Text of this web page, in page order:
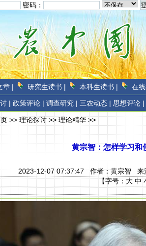
密码：
章 | 研究生读书 | 本科生读书 | 在
| 政策评论 | 调查研究 | 三农动态 | 思想评论 |
>>理论探讨 >> 理论精华 >>
黄宗智：怎样学习和
2023-12-07 07:37:47 作者：黄宗智来
【字号：大 中